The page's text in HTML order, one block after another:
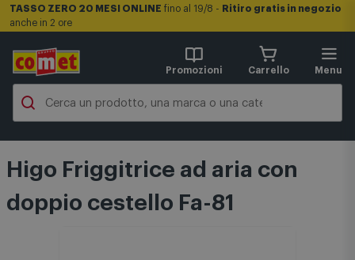
TASSO ZERO 20 MESI ONLINE fino al 19/8 - Ritiro gratis in negozio
anche in 2 ore
Promozioni Carrello Menu
Higo Friggitrice ad aria con
doppio cestello Fa-81